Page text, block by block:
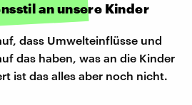
an unsere Kinder
dass Umwelteinflüsse und
das haben, was an die Kinder
ist das alles aber noch nicht.